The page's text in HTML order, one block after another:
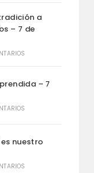
a
– 7 de
– 7
nuestro